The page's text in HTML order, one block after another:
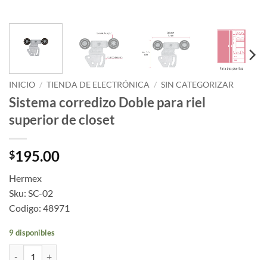
INICIO / TIENDA DE ELECTRÓNICA / SIN CATEGORIZAR
Sistema corredizo Doble para riel
superior de closet
$195.00
Hermex
Sku: SC-02
Codigo: 48971
9 disponibles